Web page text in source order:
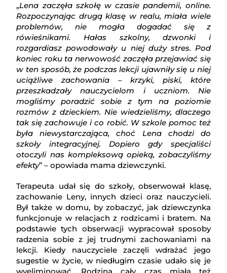
„Lena zaczęła szkołę w czasie pandemii, online.
Rozpoczynając drugą klasę w realu, miała wiele
problemów, nie mogła dogadać się z
rówieśnikami. Hałas szkolny, dzwonki i
rozgardiasz powodowały u niej duży stres. Pod
koniec roku ta nerwowość zaczęła przejawiać się
w ten sposób, że podczas lekcji ujawniły się u niej
uciążliwe zachowania – krzyki, piski, które
przeszkadzały nauczycielom i uczniom. Nie
mogliśmy poradzić sobie z tym na poziomie
rozmów z dzieckiem. Nie wiedzieliśmy, dlaczego
tak się zachowuje i co robić. W szkole pomoc też
była niewystarczająca, choć Lena chodzi do
szkoły integracyjnej. Dopiero gdy specjaliści
otoczyli nas kompleksową opieką, zobaczyliśmy
efekty” – opowiada mama dziewczynki.
Terapeuta udał się do szkoły, obserwował klasę,
zachowanie Leny, innych dzieci oraz nauczycieli.
Był także w domu, by zobaczyć, jak dziewczynka
funkcjonuje w relacjach z rodzicami i bratem. Na
podstawie tych obserwacji wypracował sposoby
radzenia sobie z jej trudnymi zachowaniami na
lekcji. Kiedy nauczyciele zaczęli wdrażać jego
sugestie w życie, w niedługim czasie udało się je